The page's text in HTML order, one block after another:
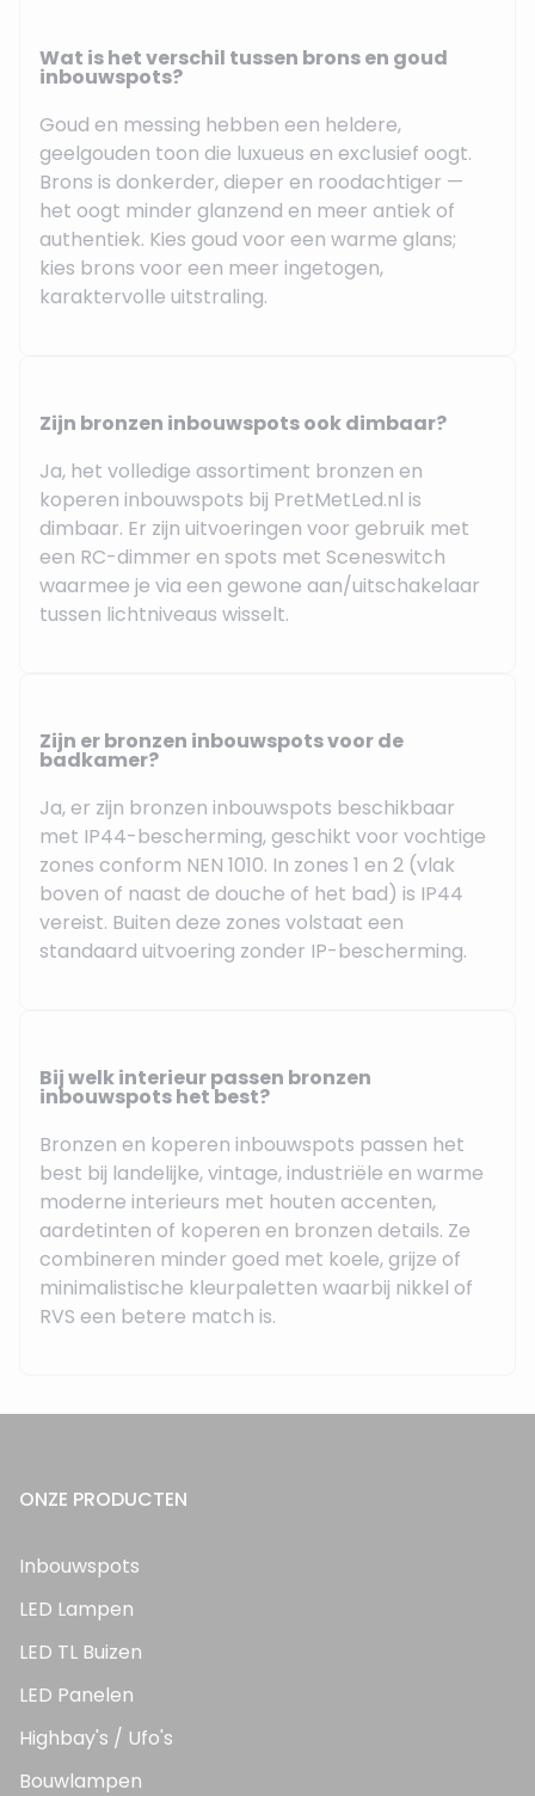
Wat is het verschil tussen brons en goud
inbouwspots?
Goud en messing hebben een heldere,
geelgouden toon die luxueus en exclusief oogt.
Brons is donkerder, dieper en roodachtiger —
het oogt minder glanzend en meer antiek of
authentiek. Kies goud voor een warme glans;
kies brons voor een meer ingetogen,
karaktervolle uitstraling.
Zijn bronzen inbouwspots ook dimbaar?
Ja, het volledige assortiment bronzen en
koperen inbouwspots bij PretMetLed.nl is
dimbaar. Er zijn uitvoeringen voor gebruik met
een RC-dimmer en spots met Sceneswitch
waarmee je via een gewone aan/uitschakelaar
tussen lichtniveaus wisselt.
Zijn er bronzen inbouwspots voor de
badkamer?
Ja, er zijn bronzen inbouwspots beschikbaar
met IP44-bescherming, geschikt voor vochtige
zones conform NEN 1010. In zones 1 en 2 (vlak
boven of naast de douche of het bad) is IP44
vereist. Buiten deze zones volstaat een
standaard uitvoering zonder IP-bescherming.
Bij welk interieur passen bronzen
inbouwspots het best?
Bronzen en koperen inbouwspots passen het
best bij landelijke, vintage, industriële en warme
moderne interieurs met houten accenten,
aardetinten of koperen en bronzen details. Ze
combineren minder goed met koele, grijze of
minimalistische kleurpaletten waarbij nikkel of
RVS een betere match is.
ONZE PRODUCTEN
Inbouwspots
LED Lampen
LED TL Buizen
LED Panelen
Highbay's / Ufo's
Bouwlampen